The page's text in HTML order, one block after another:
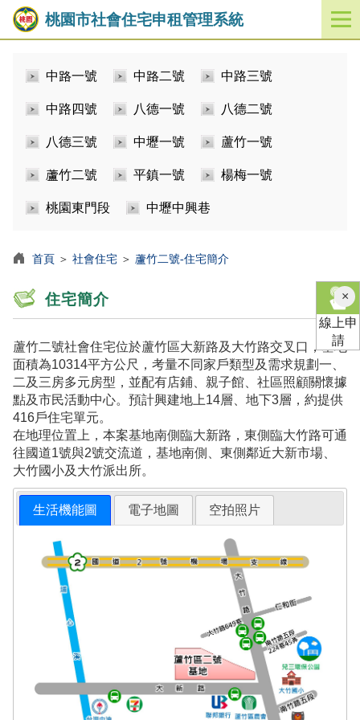
桃園市社會住宅申租管理系統
開
啟
中路一號 中路二號 中路三號
中路四號 八德一號 八德二號
八德三號 中壢一號 蘆竹一號
蘆竹二號 平鎮一號 楊梅一號
桃園東門段 中壢中興巷
首頁 ＞ 社會住宅 ＞ 蘆竹二號-住宅簡介
住宅簡介
蘆竹二號社會住宅位於蘆竹區大新路及大竹路交叉口，基地
面積為10314平方公尺，考量不同家戶類型及需求規劃一、
二及三房多元房型，並配有店鋪、親子館、社區照顧關懷據
點及市民活動中心。預計興建地上14層、地下3層，約提供
416戶住宅單元。
在地理位置上，本案基地南側臨大新路，東側臨大竹路可通
往國道1號與2號交流道，基地南側、東側鄰近大新市場、
大竹國小及大竹派出所。
生活機能圖 電子地圖 空拍照片
×關
閉
線上申
請